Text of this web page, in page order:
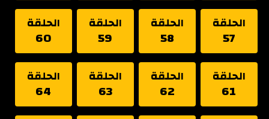
الحلقة
57
الحلقة
58
الحلقة
59
الحلقة
60
الحلقة
61
الحلقة
62
الحلقة
63
الحلقة
64